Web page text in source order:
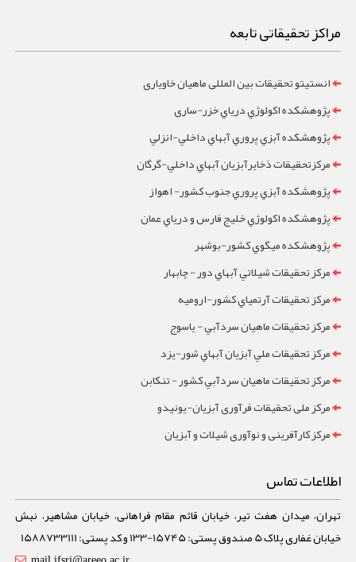
مراکز تحقیقاتی تابعه
انستیتو تحقیقات بین المللی ماهیان خاویاری
پژوهشکده اکولوژي درياي خزر-ساری
پژوهشکده آبزي پروري آبهاي داخلي-انزلي
مرکزتحقيقات ذخايرآبزيان آبهاي داخلي-گرگان
پژوهشکده آبزي پروري جنوب کشور- اهواز
پژوهشکده اکولوژي خليج فارس و درياي عمان
پژوهشکده ميگوي کشور-بوشهر
مرکز تحقيقات شيلاتي آبهاي دور - چابهار
مرکز تحقيقات آرتمياي کشور-ارومیه
مرکز تحقيقات ماهيان سردآبي - ياسوج
مرکز تحقيقات ملي آبزيان آبهاي شور-یزد
مرکز تحقيقات ماهيان سردآبي کشور - تنکابن
مرکز ملی تحقیقات فرآوری آبزیان-یونیدو
مرکز کارآفرینی و نوآوری شیلات و آبزیان
اطلاعات تماس
تهران، میدان هفت تیر، خیابان قائم مقام فراهانی، خیابان مشاهیر، نبش
خیابان غفاری پلاک 5 صندوق پستی: 15745-133 و کد پستی: 1588733111